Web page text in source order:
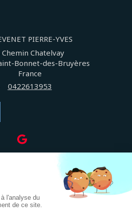
PIERRE-YVES
Chemin Chatelvay
Bonnet-des-Bruyères
France
0422613953
YVES - Électricien